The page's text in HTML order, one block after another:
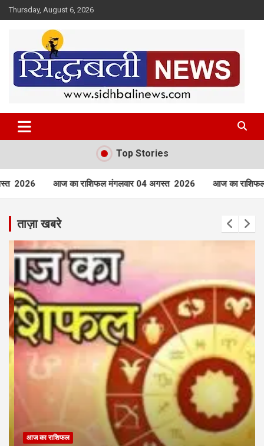
Skip
to
Thursday, August 6, 2026
Sidhbali News
Top Stories
मंगलवार 04 अगस्त 2026 आज का राशिफल रविवार 02 अगस्त 2026
ताज़ा खबरे
आज का राशिफल